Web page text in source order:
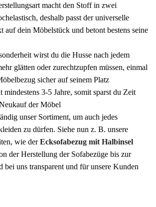
macht den Stoff in zwei
deshalb passt der universelle
auf dein Möbelstück und betont bestens seine
wirst du die Husse nach jedem
glätten oder zurechtzupfen müssen, einmal
sicher auf seinem Platz
mindestens 3-5 Jahre, somit sparst du Zeit
der Möbel
unser Sortiment, um auch jedes
zu dürfen. Siehe nun z. B. unsere
wie derEcksofabezug mit Halbinsel
der Herstellung der Sofabezüge bis zur
bei uns transparent und für unsere Kunden